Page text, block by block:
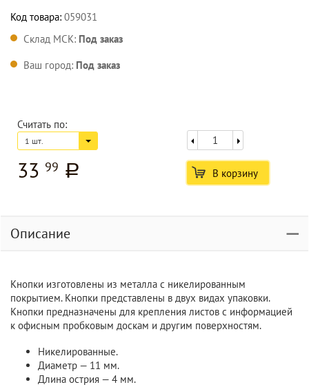
Код товара: 059031
Склад МСК: Под заказ
Ваш город: Под заказ
Считать по:
1 шт.
33 99 a В корзину
Описание
Кнопки изготовлены из металла с никелированным
покрытием. Кнопки представлены в двух видах упаковки.
Кнопки предназначены для крепления листов с информацией
к офисным пробковым доскам и другим поверхностям.
Никелированные.
Диаметр — 11 мм.
Длина острия — 4 мм.